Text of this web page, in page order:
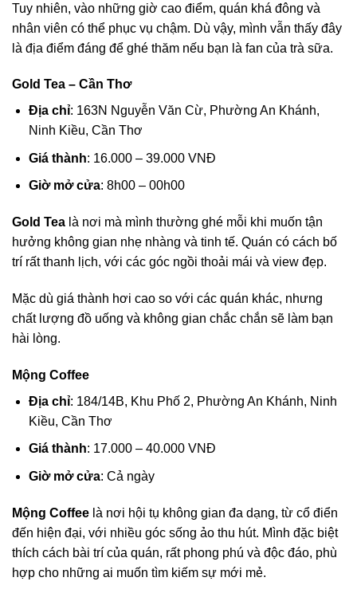
Tuy nhiên, vào những giờ cao điểm, quán khá đông và
nhân viên có thể phục vụ chậm. Dù vậy, mình vẫn thấy đây
là địa điểm đáng để ghé thăm nếu bạn là fan của trà sữa.
Gold Tea – Cần Thơ
Địa chỉ: 163N Nguyễn Văn Cừ, Phường An Khánh,
Ninh Kiều, Cần Thơ
Giá thành: 16.000 – 39.000 VNĐ
Giờ mở cửa: 8h00 – 00h00
Gold Tea là nơi mà mình thường ghé mỗi khi muốn tận
hưởng không gian nhẹ nhàng và tinh tế. Quán có cách bố
trí rất thanh lịch, với các góc ngồi thoải mái và view đẹp.
Mặc dù giá thành hơi cao so với các quán khác, nhưng
chất lượng đồ uống và không gian chắc chắn sẽ làm bạn
hài lòng.
Mộng Coffee
Địa chỉ: 184/14B, Khu Phố 2, Phường An Khánh, Ninh
Kiều, Cần Thơ
Giá thành: 17.000 – 40.000 VNĐ
Giờ mở cửa: Cả ngày
Mộng Coffee là nơi hội tụ không gian đa dạng, từ cổ điển
đến hiện đại, với nhiều góc sống ảo thu hút. Mình đặc biệt
thích cách bài trí của quán, rất phong phú và độc đáo, phù
hợp cho những ai muốn tìm kiếm sự mới mẻ.